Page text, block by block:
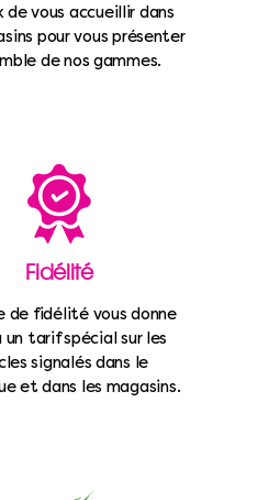
de vous accueillir dans
pour vous présenter
de nos gammes.
Fidélité
de fidélité vous donne
tarif spécial sur les
signalés dans le
et dans les magasins.